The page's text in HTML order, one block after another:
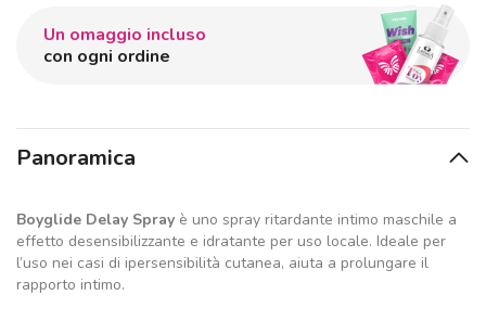
Un omaggio incluso
con ogni ordine
Panoramica
Boyglide Delay Spray è uno spray ritardante intimo maschile a
effetto desensibilizzante e idratante per uso locale. Ideale per
l’uso nei casi di ipersensibilità cutanea, aiuta a prolungare il
rapporto intimo.